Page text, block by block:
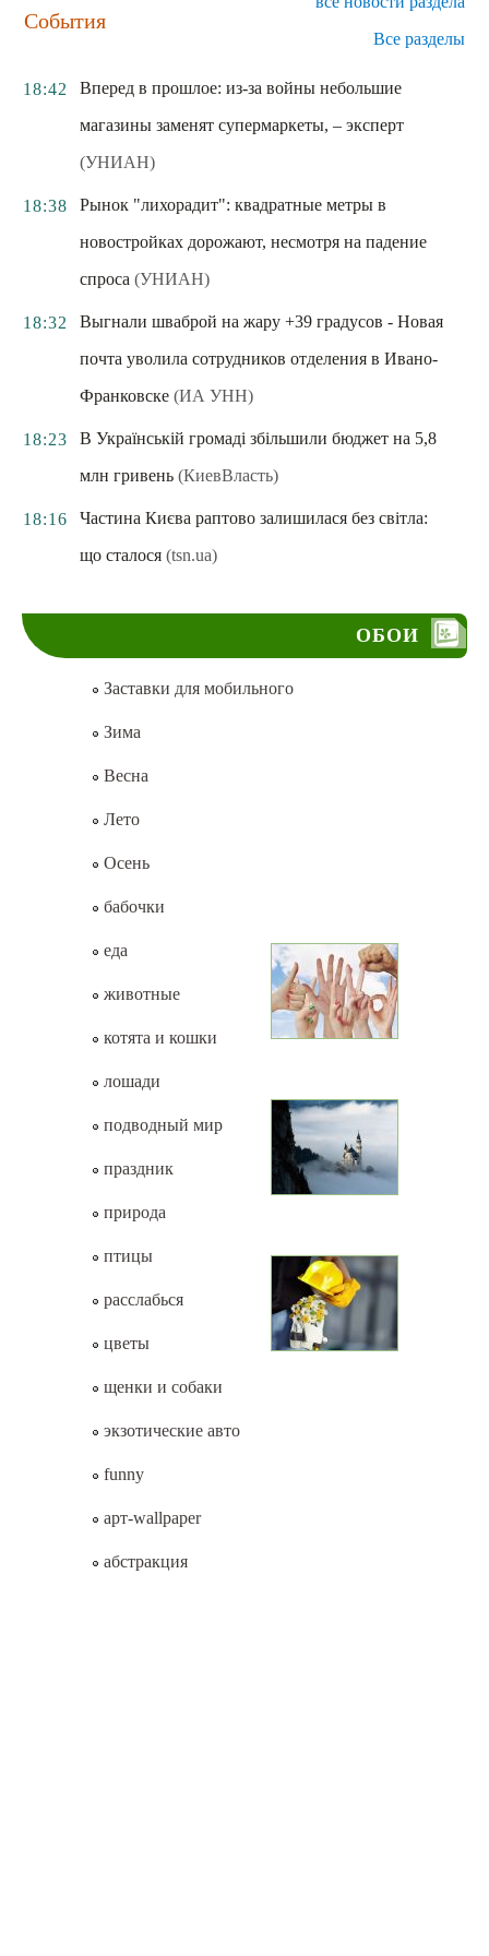
События
Все разделы
18:42
Вперед в прошлое: из-за войны небольшие
магазины заменят супермаркеты, – эксперт
(УНИАН)
18:38
Рынок "лихорадит": квадратные метры в
новостройках дорожают, несмотря на падение
спроса (УНИАН)
18:32
Выгнали шваброй на жару +39 градусов - Новая
почта уволила сотрудников отделения в Ивано-
Франковске (ИА УНН)
18:23
В Українській громаді збільшили бюджет на 5,8
млн гривень (КиевВласть)
18:16
Частина Києва раптово залишилася без світла:
що сталося (tsn.ua)
ОБОИ
Заставки для мобильного
Зима
Весна
Лето
Осень
бабочки
еда
животные
котята и кошки
лошади
подводный мир
праздник
природа
птицы
расслабься
цветы
щенки и собаки
экзотические авто
funny
арт-wallpaper
абстракция